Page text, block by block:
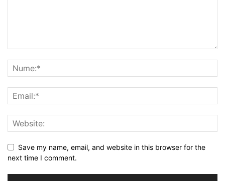
Save my name, email, and website in this browser for the
next time I comment.